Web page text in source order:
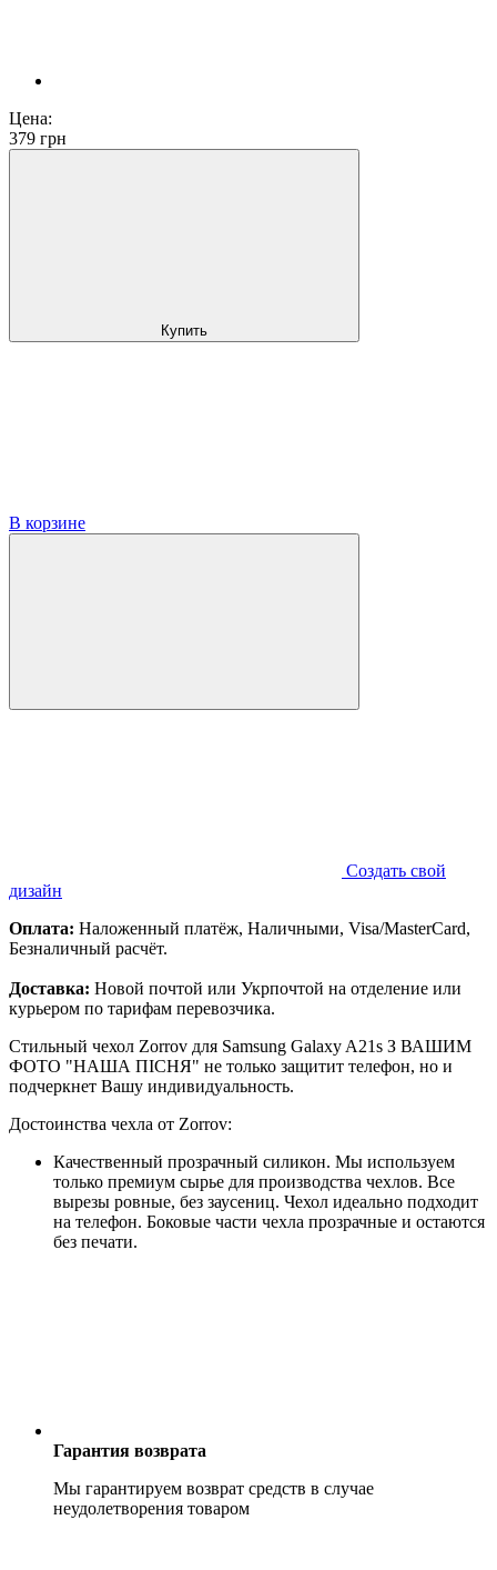
Цена:
379 грн
Купить
В корзине
Создать свой
дизайн
Оплата: Наложенный платёж, Наличными, Visa/MasterCard,
Безналичный расчёт.
Доставка: Новой почтой или Укрпочтой на отделение или
курьером по тарифам перевозчика.
Стильный чехол Zorrov для Samsung Galaxy A21s З ВАШИМ
ФОТО "НАША ПІСНЯ" не только защитит телефон, но и
подчеркнет Вашу индивидуальность.
Достоинства чехла от Zorrov:
Качественный прозрачный силикон. Мы используем
только премиум сырье для производства чехлов. Все
вырезы ровные, без заусениц. Чехол идеально подходит
на телефон. Боковые части чехла прозрачные и остаются
без печати.
Гарантия возврата
Мы гарантируем возврат средств в случае
неудолетворения товаром